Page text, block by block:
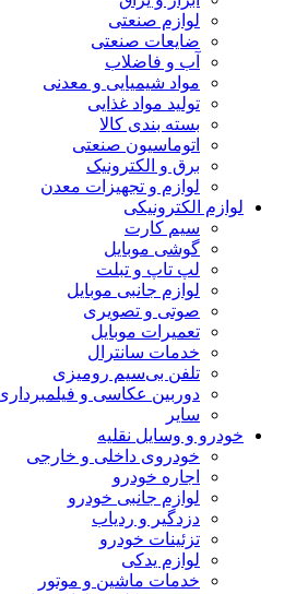
لوازم صنعتی
ضایعات صنعتی
آب و فاضلاب
مواد شیمیایی و معدنی
تولید مواد غذایی
بسته بندی کالا
اتوماسیون صنعتی
برق و الکترونیک
لوازم و تجهیزات معدن
لوازم الکترونیکی
سیم کارت
گوشی موبایل
لپ تاپ و تبلت
لوازم جانبی موبایل
صوتی و تصویری
تعمیرات موبایل
خدمات سانترال
تلفن بی‌سیم رومیزی
دوربین عکاسی و فیلمبرداری
سایر
خودرو و وسایل نقلیه
خودروی داخلی و خارجی
اجاره خودرو
لوازم جانبی خودرو
دزدگیر و ردیاب
تزئینات خودرو
لوازم یدکی
خدمات ماشین و موتور